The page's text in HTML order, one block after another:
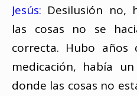
Jesús: Desilusión no,
las cosas no se
correcta. Hubo
medicación, había
donde las cosas no